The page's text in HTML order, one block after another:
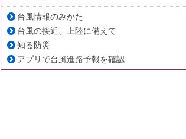
台風情報のみかた
台風の接近、上陸に備えて
知る防災
アプリで台風進路予報を確認